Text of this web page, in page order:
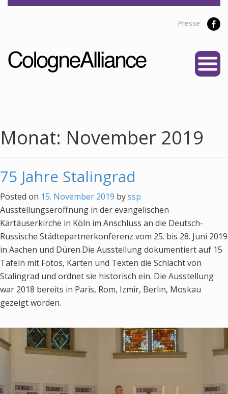
Presse
Monat: November 2019
75 Jahre Stalingrad
Posted on 15. November 2019 byssp
Ausstellungseröffnung in der evangelischen
Kartäuserkirche in Köln im Anschluss an die Deutsch-
Russische Städtepartnerkonferenz vom 25. bis 28. Juni 2019
in Aachen und Düren.Die Ausstellung dokumentiert auf 15
Tafeln mit Fotos, Karten und Texten die Schlacht von
Stalingrad und ordnet sie historisch ein. Die Ausstellung
war 2018 bereits in Paris, Rom, Izmir, Berlin, Moskau
gezeigt worden.
START
Satzung
PROJEKTE
Alliance Liga
NEWS
Newsletter
KALENDER
KONTAKT